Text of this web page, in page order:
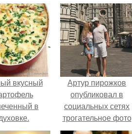
вкусный
в
Артур пирожков
опубликовал в
социальных сетях
трогательное фото
с супругой